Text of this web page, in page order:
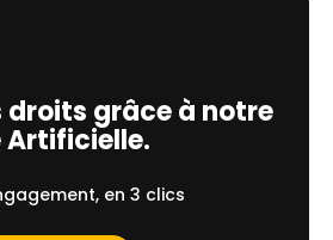
droits grâce à notre
Artificielle.
en 3 clics